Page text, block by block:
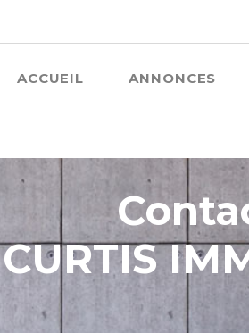
ACCUEIL ANNONCES
CURTIS